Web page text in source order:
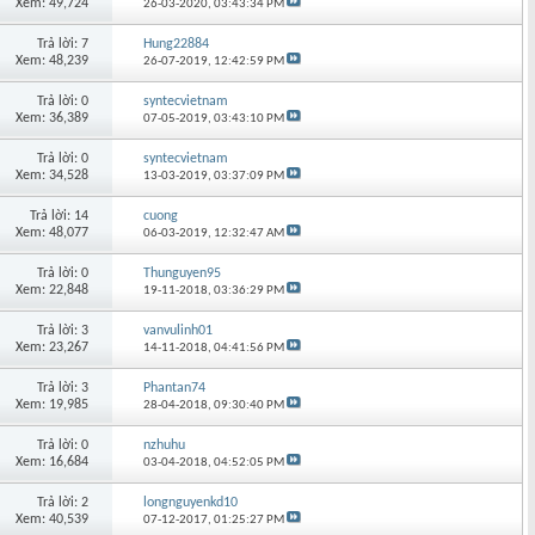
Xem: 49,724 26-03-2020,03:43:34 PM
Trả lời: 7
Xem: 48,239
Hung22884
26-07-2019, 12:42:59 PM
Trả lời: 0
Xem: 36,389
syntecvietnam
07-05-2019,03:43:10 PM
Trả lời: 0
Xem: 34,528
syntecvietnam
13-03-2019,03:37:09 PM
Trả lời: 14
Xem: 48,077
cuong
06-03-2019, 12:32:47 AM
Trả lời: 0
Xem: 22,848
Thunguyen95
19-11-2018,03:36:29 PM
Trả lời: 3
Xem: 23,267
vanvulinh01
14-11-2018,04:41:56 PM
Trả lời: 3
Xem: 19,985
Phantan74
28-04-2018,09:30:40 PM
Trả lời: 0
Xem: 16,684
nzhuhu
03-04-2018,04:52:05 PM
Trả lời: 2
Xem: 40,539
longnguyenkd10
07-12-2017,01:25:27 PM